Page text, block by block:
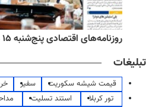
روزنامه‌های اقتصادی پنج‌شنبه ۱۵ مرداد ۱۴۰۵
تبلیغات
قیمت شیشه سکوریت سفیر
تور کربلا
استند تسلیت